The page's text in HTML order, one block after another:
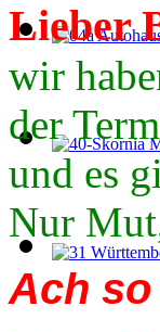
Lieber
wir
der
und es
Nur
Ach so